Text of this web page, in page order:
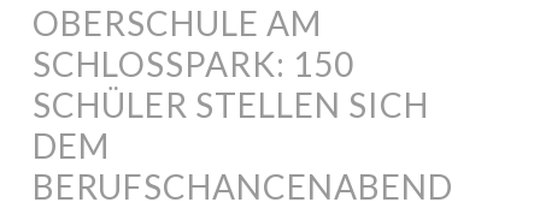
OBERSCHULE AM
SCHLOSSPARK: 150
SCHÜLER STELLEN SICH
DEM
BERUFSCHANCENABEND